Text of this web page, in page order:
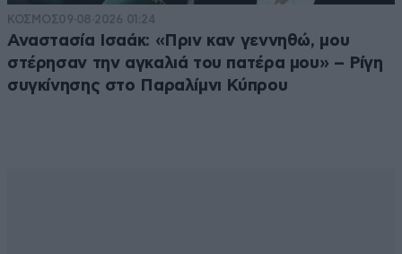
ΚΟΣΜΟΣ09·08·2026 01:24
Αναστασία Ισαάκ: «Πριν καν γεννηθώ, μου
στέρησαν την αγκαλιά του πατέρα μου» – Ρίγη
συγκίνησης στο Παραλίμνι Κύπρου